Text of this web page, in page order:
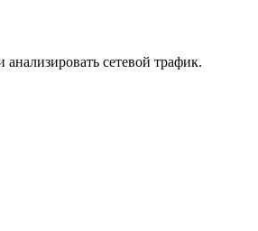
сетевой трафик.